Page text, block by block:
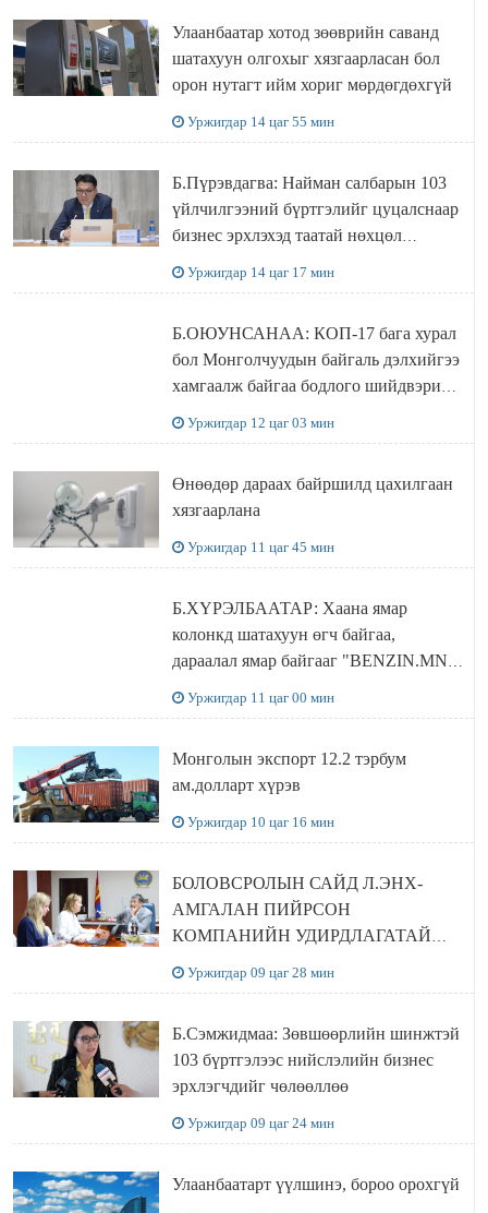
Улаанбаатар хотод зөөврийн саванд
шатахуун олгохыг хязгаарласан бол
орон нутагт ийм хориг мөрдөгдөхгүй
Уржигдар 14 цаг 55 мин
Б.Пүрэвдагва: Найман салбарын 103
үйлчилгээний бүртгэлийг цуцалснаар
бизнес эрхлэхэд таатай нөхцөл
бүрдэнэ
Уржигдар 14 цаг 17 мин
Б.ОЮУНСАНАА: КОП-17 бага хурал
бол Монголчуудын байгаль дэлхийгээ
хамгаалж байгаа бодлого шийдвэрийг
ДЭЛХИЙД СУРТАЛЧИЛАХ гол
бодлого
Уржигдар 12 цаг 03 мин
Өнөөдөр дараах байршилд цахилгаан
хязгаарлана
Уржигдар 11 цаг 45 мин
Б.ХҮРЭЛБААТАР: Хаана ямар
колонкд шатахуун өгч байгаа,
дараалал ямар байгааг "BENZIN.MN”
сайтаас харах боломжтой
Уржигдар 11 цаг 00 мин
Монголын экспорт 12.2 тэрбум
ам.долларт хүрэв
Уржигдар 10 цаг 16 мин
БОЛОВСРОЛЫН САЙД Л.ЭНХ-
АМГАЛАН ПИЙРСОН
КОМПАНИЙН УДИРДЛАГАТАЙ
УУЛЗЛАА
Уржигдар 09 цаг 28 мин
Б.Сэмжидмаа: Зөвшөөрлийн шинжтэй
103 бүртгэлээс нийслэлийн бизнес
эрхлэгчдийг чөлөөллөө
Уржигдар 09 цаг 24 мин
Улаанбаатарт үүлшинэ, бороо орохгүй